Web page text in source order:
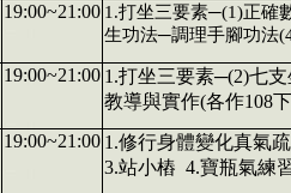
19:00~21:00 1.打坐三要素─(1)正確
生功法─調理手腳功法
19:00~21:00 1.打坐三要素─(2)七
教導與實作(各作108
19:00~21:00 1.修行身體變化真氣
3.站小樁 4.寶瓶氣練